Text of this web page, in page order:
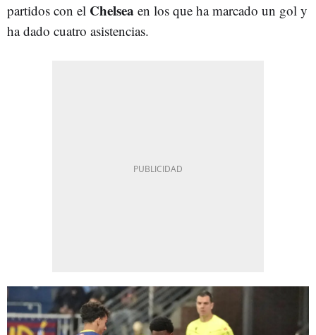
partidos con el Chelsea en los que ha marcado un gol y
ha dado cuatro asistencias.